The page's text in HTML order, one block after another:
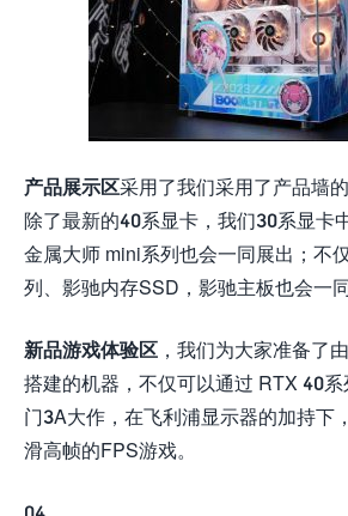
产品展示区采用了我们采用了产品墙
除了最新的40系显卡，我们30系显卡
金属大师 mini系列也会一同展出；不
列、影驰内存SSD，影驰主板也会一同
新品游戏体验区 ，我们为大家准备了
搭建的机器，不仅可以通过 RTX 40
门3A大作，在飞利浦显示器的加持下
滑高帧的FPS游戏。